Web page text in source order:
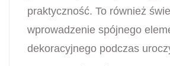
praktyczność. To również
wprowadzenie spójnego
dekoracyjnego podczas